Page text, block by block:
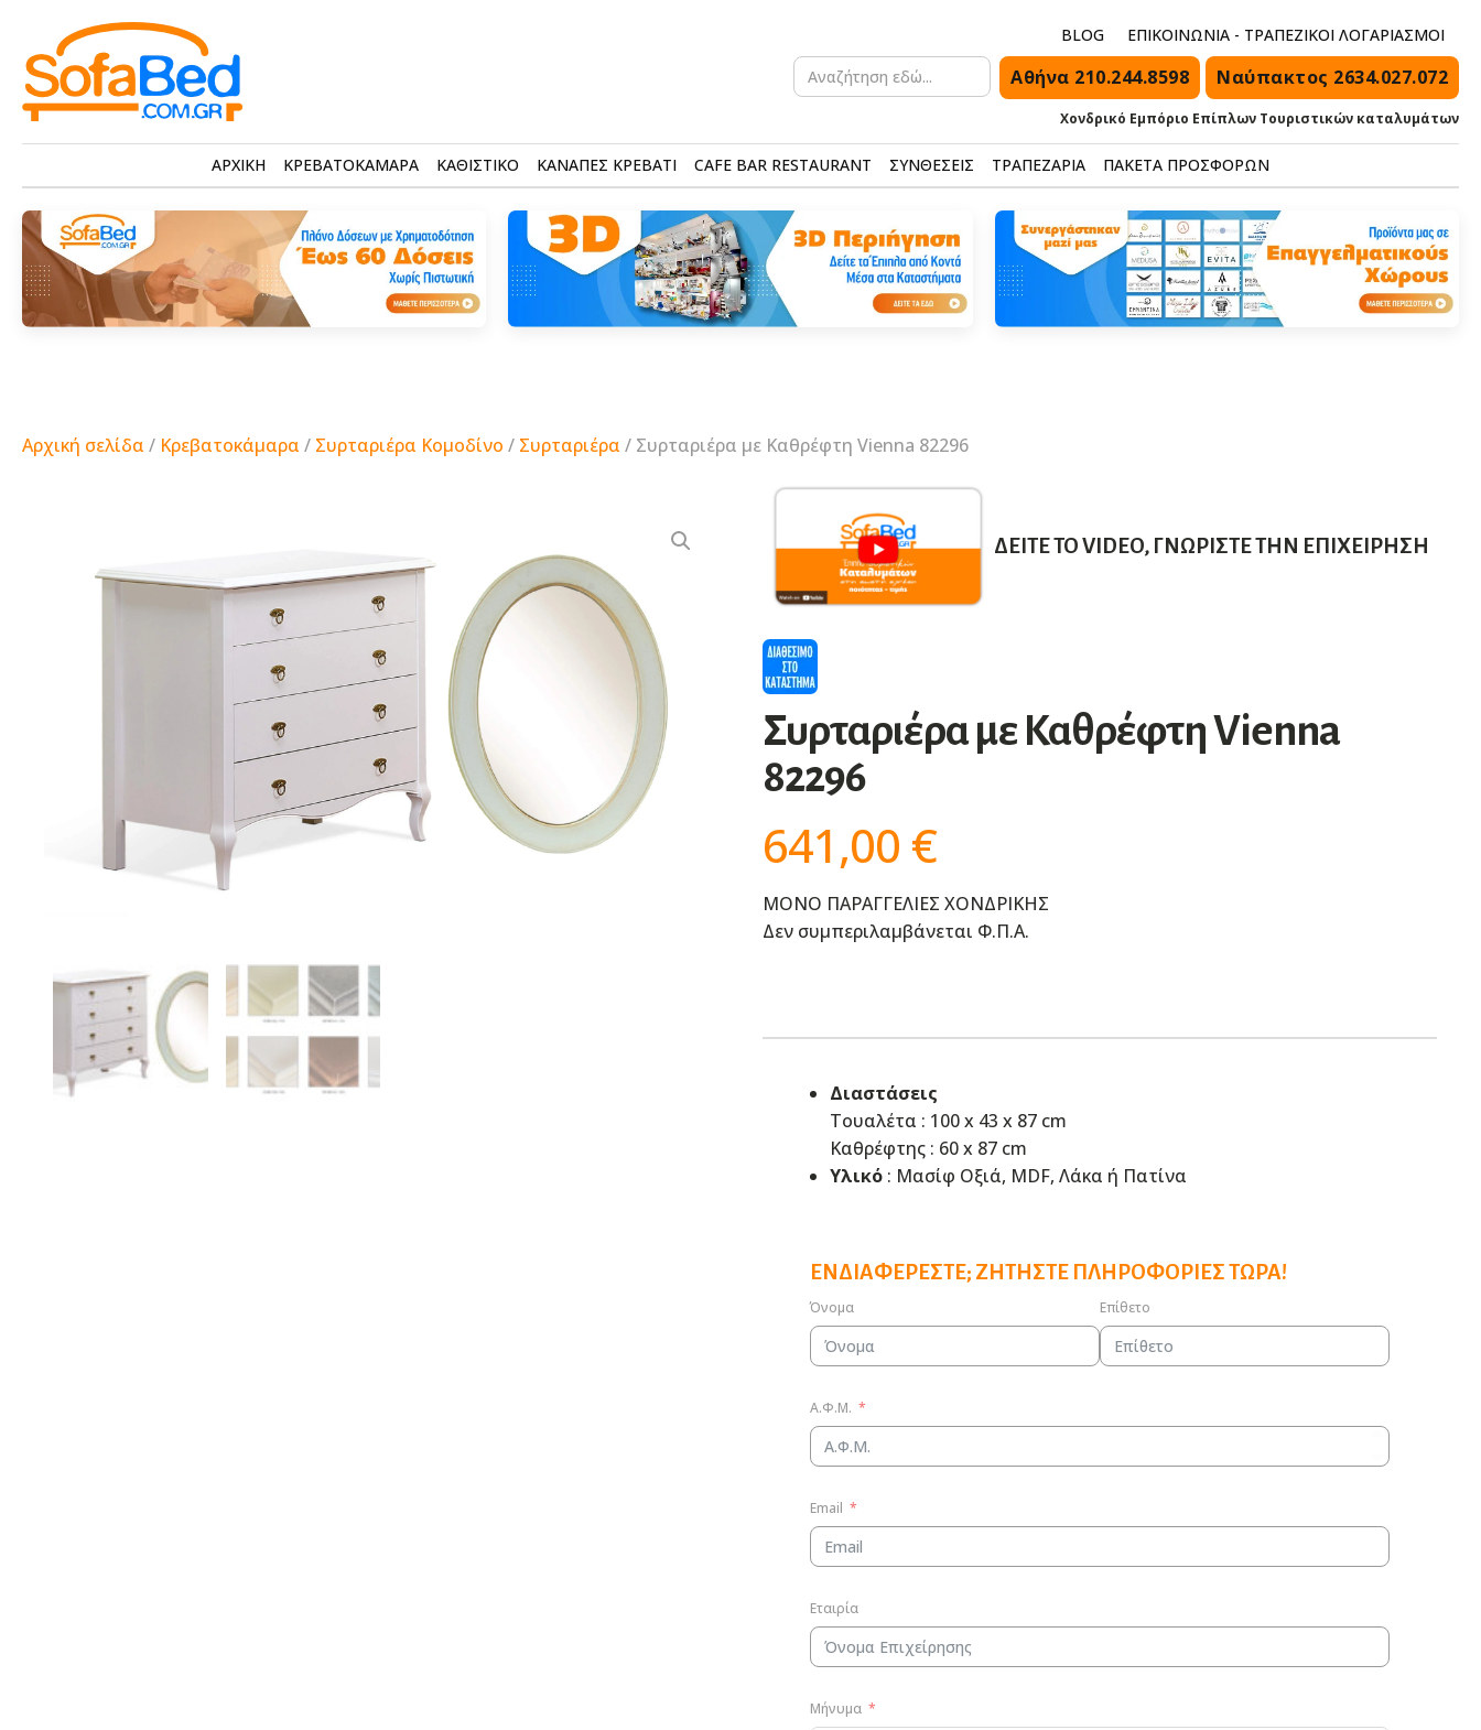
Search
for:
BLOG ΕΠΙΚΟΙΝΩΝΙΑ - ΤΡΑΠΕΖΙΚΟΙ ΛΟΓΑΡΙΑΣΜΟΙ
Αθήνα 210.244.8598 Ναύπακτος 2634.027.072
Χονδρικό Εμπόριο Επίπλων Τουριστικών καταλυμάτων
ΑΡΧΙΚΗ ΚΡΕΒΑΤΟΚΑΜΑΡΑ ΚΑΘΙΣΤΙΚΟ ΚΑΝΑΠΕΣ ΚΡΕΒΑΤΙ CAFE BAR RESTAURANT ΣΥΝΘΕΣΕΙΣ ΤΡΑΠΕΖΑΡΙΑ ΠΑΚΕΤΑ ΠΡΟΣΦΟΡΩΝ
Αρχική σελίδα / Κρεβατοκάμαρα / Συρταριέρα Κομοδίνο / Συρταριέρα / Συρταριέρα με Καθρέφτη Vienna 82296
ΔΕΊΤΕ ΤΟ VIDEO, ΓΝΩΡΊΣΤΕ ΤΗΝ ΕΠΙΧΕΊΡΗΣΗ
Συρταριέρα με Καθρέφτη Vienna
82296
641,00 €
ΜΟΝΟ ΠΑΡΑΓΓΕΛΙΕΣ ΧΟΝΔΡΙΚΗΣ
Δεν συμπεριλαμβάνεται Φ.Π.Α.
Διαστάσεις
Τουαλέτα : 100 x 43 x 87 cm
Καθρέφτης : 60 x 87 cm
Υλικό : Μασίφ Οξιά, MDF, Λάκα ή Πατίνα
ΕΝΔΙΑΦΈΡΕΣΤΕ; ΖΗΤΉΣΤΕ ΠΛΗΡΟΦΟΡΊΕΣ ΤΏΡΑ!
Όνομα Επίθετο
Α.Φ.Μ.
Email
Εταιρία
Μήνυμα